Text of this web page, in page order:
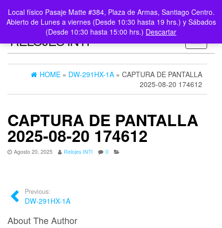
Local físico Pasaje Matte #384, Plaza de Armas, Santiago Centro.
Abierto de Lunes a viernes (Desde 10:30 hasta 19 hrs.) y Sábados
(Desde 10:30 hasta 15:00 hrs.) Descartar
LOGIN /
REGISTER
0
$0
Toggle
RELOJES INTI
HOME » DW-291HX-1A » CAPTURA DE PANTALLA
2025-08-20 174612
CAPTURA DE PANTALLA
2025-08-20 174612
Agosto 20, 2025 Relojes INTI 0
Previous:
DW-291HX-1A
About The Author